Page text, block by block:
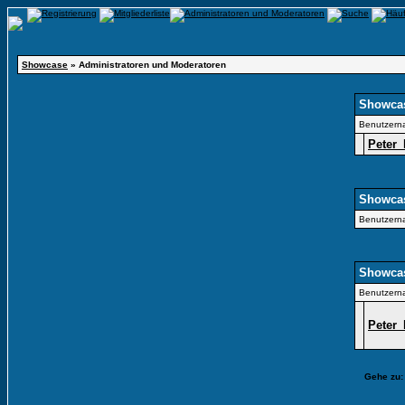
Showcase » Administratoren und Moderatoren
Gehe zu: